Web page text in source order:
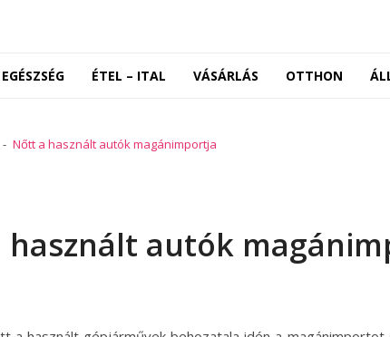
EGÉSZSÉG ÉTEL – ITAL VÁSÁRLÁS OTTHON
Nőtt a használt autók magánimportja
használt autók